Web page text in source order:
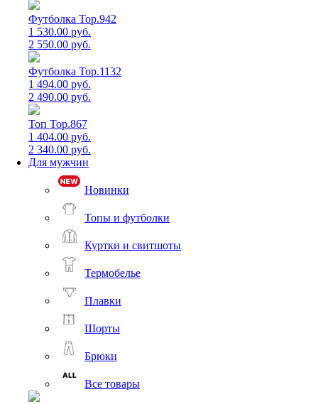
Футболка Top.942
1 530.00 руб.
2 550.00 руб.
Футболка Top.1132
1 494.00 руб.
2 490.00 руб.
Топ Top.867
1 404.00 руб.
2 340.00 руб.
Для мужчин
Новинки
Топы и футболки
Куртки и свитшоты
Термобелье
Плавки
Шорты
Брюки
Все товары